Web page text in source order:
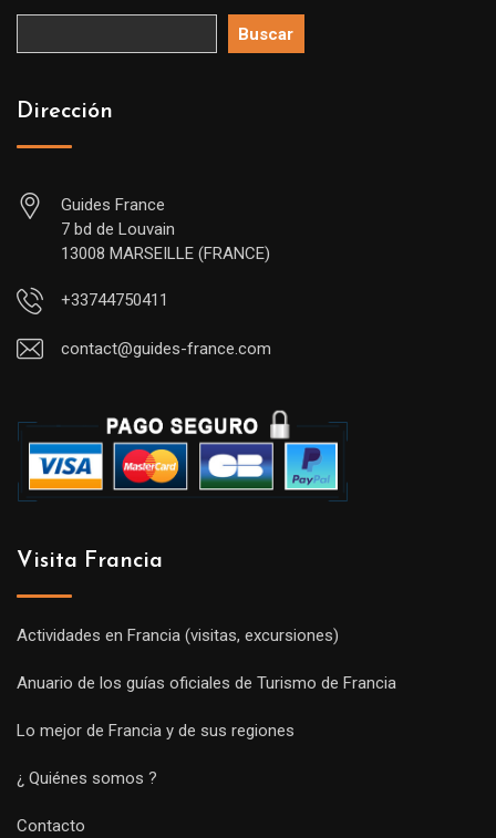
Buscar
Dirección
Guides France
7 bd de Louvain
13008 MARSEILLE (FRANCE)
+33744750411
contact@guides-france.com
Visita Francia
Actividades en Francia (visitas, excursiones)
Anuario de los guías oficiales de Turismo de Francia
Lo mejor de Francia y de sus regiones
¿ Quiénes somos ?
Contacto